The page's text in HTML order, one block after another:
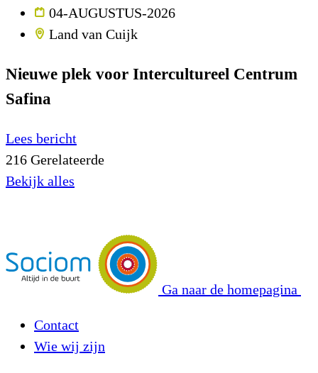
04-AUGUSTUS-2026
Land van Cuijk
Nieuwe plek voor Intercultureel Centrum
Safina
Lees bericht
216 Gerelateerde
Bekijk alles
Ga naar de homepagina
Contact
Wie wij zijn